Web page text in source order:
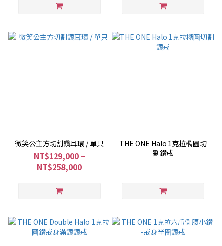
微笑公主方切割鑽耳環 / 單只
NT$129,000 ~
NT$258,000
THE ONE Halo 1克拉橢圓切
割鑽戒